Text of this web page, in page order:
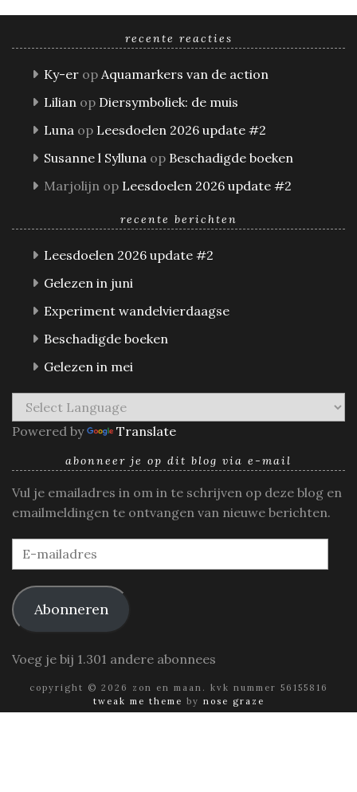
recente reacties
Ky-er op Aquamarkers van de action
Lilian op Diersymboliek: de muis
Luna op Leesdoelen 2026 update #2
Susanne l Sylluna op Beschadigde boeken
Marjolijn op Leesdoelen 2026 update #2
recente berichten
Leesdoelen 2026 update #2
Gelezen in juni
Experiment wandelvierdaagse
Beschadigde boeken
Gelezen in mei
Powered by Translate
abonneer je op dit blog via e-mail
Vul je emailadres in om in te schrijven op deze blog en
emailmeldingen te ontvangen van nieuwe berichten.
E-
mailadres
Abonneren
Voeg je bij 1.301 andere abonnees
copyright © 2026 zon en maan. kvk nummer 56155816
tweak me theme by nose graze